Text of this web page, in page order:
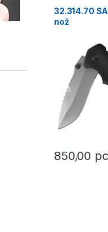
32.314.70
nož
850,00